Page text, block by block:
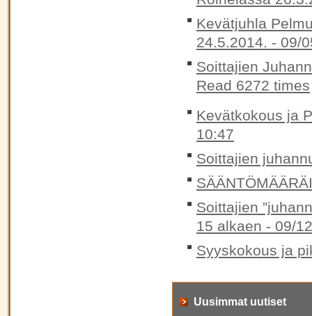
Kevätjuhla
24.5.2014. - 09/
Soittajien
Read 6272 times
Kevätkokous ja
10:47
Soittajien
Soittajien
15 alkaen - 09/
Syyskokous ja
Uusimmat uutiset